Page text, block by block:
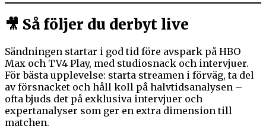
🎥 Så följer du derbyt live
Sändningen startar i god tid före avspark på HBO
Max och TV4 Play, med studiosnack och intervjuer.
För bästa upplevelse: starta streamen i förväg, ta del
av försnacket och håll koll på halvtidsanalysen –
ofta bjuds det på exklusiva intervjuer och
expertanalyser som ger en extra dimension till
matchen.